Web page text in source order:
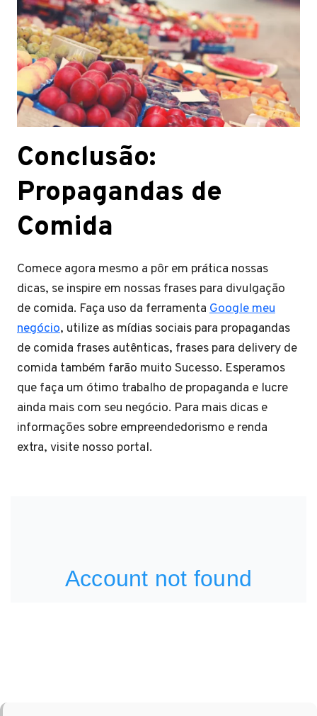
Conclusão:
Propagandas de
Comida
Comece agora mesmo a pôr em prática nossas
dicas, se inspire em nossas frases para divulgação
de comida. Faça uso da ferramenta Google meu
negócio, utilize as mídias sociais para propagandas
de comida frases autênticas, frases para delivery de
comida também farão muito Sucesso. Esperamos
que faça um ótimo trabalho de propaganda e lucre
ainda mais com seu negócio. Para mais dicas e
informações sobre empreendedorismo e renda
extra, visite nosso portal.